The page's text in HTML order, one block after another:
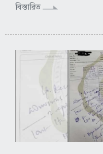
বিস্তারিত